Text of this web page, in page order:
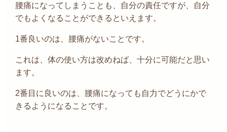
腰痛になってしまうことも、自分の責任ですが、自分
でもよくなることができるといえます。
1番良いのは、腰痛がないことです。
これは、体の使い方は改めねば、十分に可能だと思い
ます。
2番目に良いのは、腰痛になっても自力でどうにかで
きるようになることです。